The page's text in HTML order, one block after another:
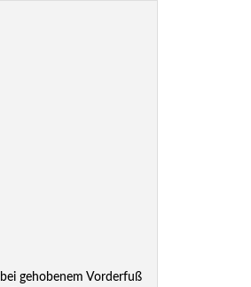
gehobenem Vorderfuß